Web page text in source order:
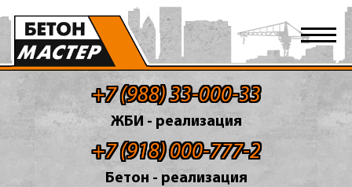
+7 (988) 33-000-33
ЖБИ - реализация
+7 (918) 000-777-2
Бетон - реализация